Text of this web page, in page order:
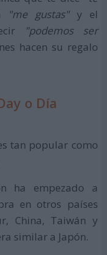
"me gustas"y el
"podemos ser
hacen su regalo
o Día
tan popular como
ha empezado a
en otros países
China, Taiwán y
similar a Japón.